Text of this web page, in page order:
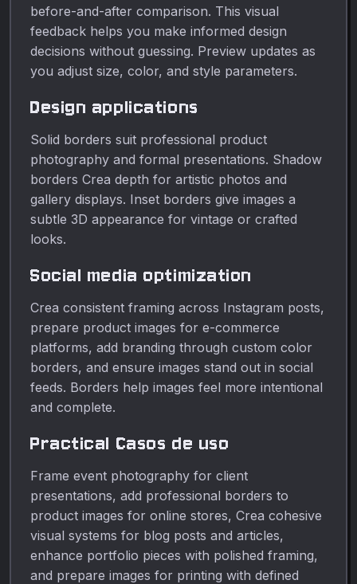
before-and-after comparison. This visual
feedback helps you make informed design
decisions without guessing. Preview updates as
you adjust size, color, and style parameters.
Design applications
Solid borders suit professional product
photography and formal presentations. Shadow
borders Crea depth for artistic photos and
gallery displays. Inset borders give images a
subtle 3D appearance for vintage or crafted
looks.
Social media optimization
Crea consistent framing across Instagram posts,
prepare product images for e-commerce
platforms, add branding through custom color
borders, and ensure images stand out in social
feeds. Borders help images feel more intentional
and complete.
Practical Casos de uso
Frame event photography for client
presentations, add professional borders to
product images for online stores, Crea cohesive
visual systems for blog posts and articles,
enhance portfolio pieces with polished framing,
and prepare images for printing with defined